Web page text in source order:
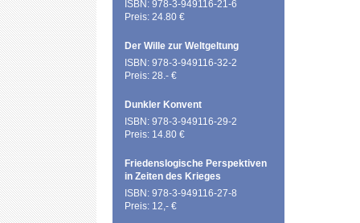
ISBN: 978-3-949116-21-6
Preis: 24.80 €
Der Wille zur Weltgeltung
ISBN: 978-3-949116-32-2
Preis: 28.- €
Dunkler Konvent
ISBN: 978-3-949116-29-2
Preis: 14.80 €
Friedenslogische Perspektiven
in Zeiten des Krieges
ISBN: 978-3-949116-27-8
Preis: 12,- €